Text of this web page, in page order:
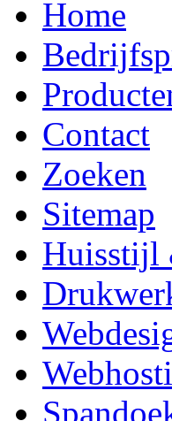
Home
Contact
Zoeken
Sitemap
Huisstijl